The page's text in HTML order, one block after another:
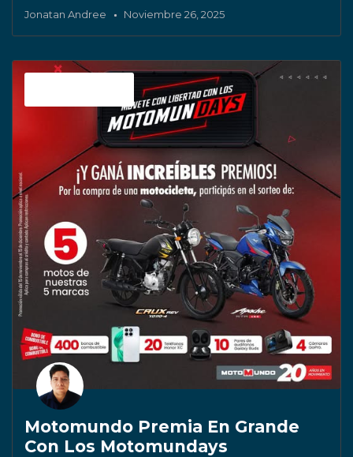
Jonatan Andree Noviembre 26, 2025
Motomundo Premia En Grande
Con Los Motomundays